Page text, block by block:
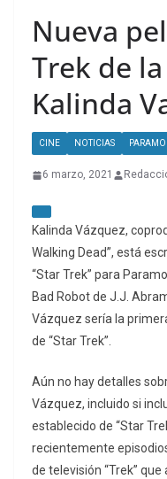
Nueva
Trek de
Kalinda
CINE NOTICIAS
6 marzo, 2021
Kalinda Vázquez,
Walking Dead”, está
“Star Trek” para
Bad Robot de J.J.
Vázquez sería la
de “Star Trek”.
Aún no hay detalles
Vázquez, incluido si
establecido de “Star
recientemente
de televisión “Trek”